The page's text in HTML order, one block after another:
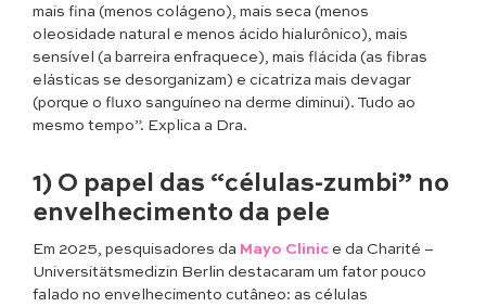
mais fina (menos colágeno), mais seca (menos
oleosidade natural e menos ácido hialurônico), mais
sensível (a barreira enfraquece), mais flácida (as fibras
elásticas se desorganizam) e cicatriza mais devagar
(porque o fluxo sanguíneo na derme diminui). Tudo ao
mesmo tempo”. Explica a Dra.
1) O papel das “células-zumbi” no
envelhecimento da pele
Em 2025, pesquisadores da Mayo Clinic e da Charité –
Universitätsmedizin Berlin destacaram um fator pouco
falado no envelhecimento cutâneo: as células